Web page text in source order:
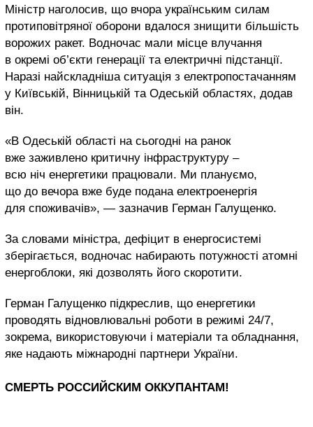
Міністр наголосив, що вчора українським силам
протиповітряної оборони вдалося знищити більшість
ворожих ракет. Водночас мали місце влучання
в окремі об’єкти генерації та електричні підстанції.
Наразі найскладніша ситуація з електропостачанням
у Київській, Вінницькій та Одеській областях, додав
він.
«В Одеській області на сьогодні на ранок
вже заживлено критичну інфраструктуру –
всю ніч енергетики працювали. Ми плануємо,
що до вечора вже буде подана електроенергія
для споживачів», — зазначив Герман Галущенко.
За словами міністра, дефіцит в енергосистемі
зберігається, водночас набирають потужності атомні
енергоблоки, які дозволять його скоротити.
Герман Галущенко підкреслив, що енергетики
проводять відновлювальні роботи в режимі 24/7,
зокрема, використовуючи і матеріали та обладнання,
яке надають міжнародні партнери України.
СМЕРТЬ РОССИЙСКИМ ОККУПАНТАМ!